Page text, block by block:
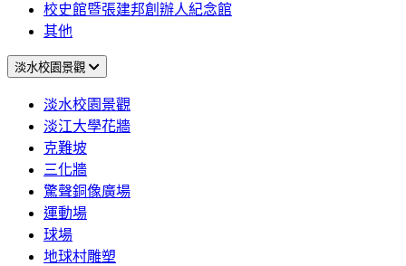
校史館暨張建邦創辦人紀念館
其他
淡水校園景觀
淡水校園景觀
淡江大學花牆
克難坡
三化牆
驚聲銅像廣場
運動場
球場
地球村雕塑